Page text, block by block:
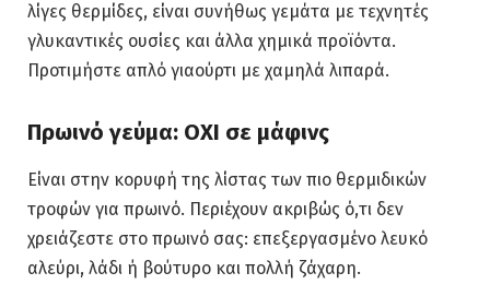
λίγες θερμίδες, είναι συνήθως γεμάτα με τεχνητές
γλυκαντικές ουσίες και άλλα χημικά προϊόντα.
Προτιμήστε απλό γιαούρτι με χαμηλά λιπαρά.
Πρωινό γεύμα: ΟΧΙ σε μάφινς
Είναι στην κορυφή της λίστας των πιο θερμιδικών
τροφών για πρωινό. Περιέχουν ακριβώς ό,τι δεν
χρειάζεστε στο πρωινό σας: επεξεργασμένο λευκό
αλεύρι, λάδι ή βούτυρο και πολλή ζάχαρη.